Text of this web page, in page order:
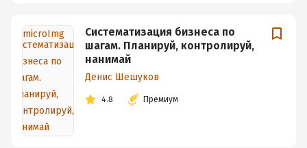
Систематизация бизнеса по
шагам. Планируй, контролируй,
нанимай
Денис Шешуков
4.8 Премиум